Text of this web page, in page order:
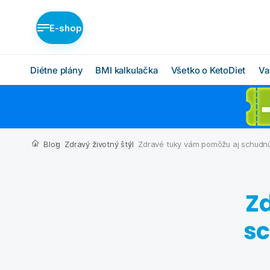
E-shop
Diétne plány
Nízka nadváha (BASIC)
BMI kalkulačka Všetko o KetoDiet
Ako KetoDiet funguje
O proteínovej diéte
Ketóza
Blog Zdravý životný štýl Zdravé tuky vám pomôžu aj